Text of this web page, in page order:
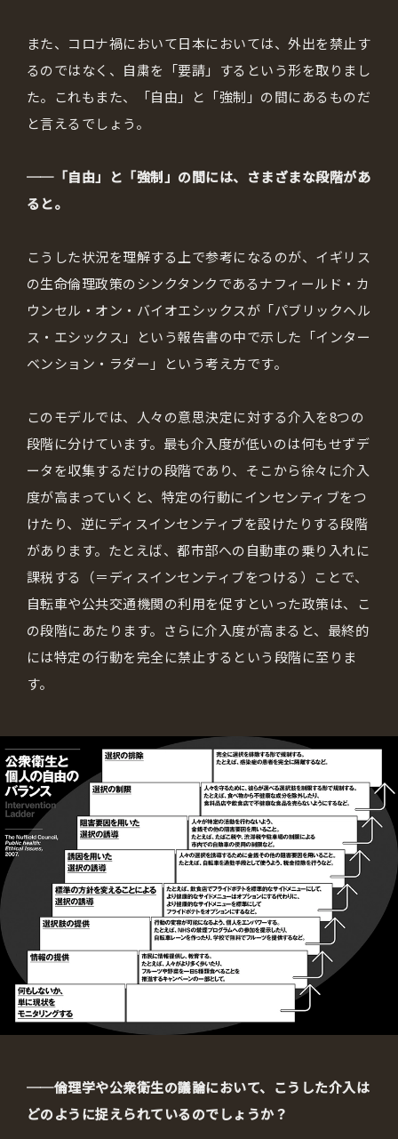
また、コロナ禍において日本においては、外出を禁止す
るのではなく、自粛を「要請」するという形を取りまし
た。これもまた、「自由」と「強制」の間にあるものだ
と言えるでしょう。
──「自由」と「強制」の間には、さまざまな段階があ
ると。
こうした状況を理解する上で参考になるのが、イギリス
の生命倫理政策のシンクタンクであるナフィールド・カ
ウンセル・オン・バイオエシックスが「パブリックヘル
ス・エシックス」という報告書の中で示した「インター
ベンション・ラダー」という考え方です。
このモデルでは、人々の意思決定に対する介入を8つの
段階に分けています。最も介入度が低いのは何もせずデ
ータを収集するだけの段階であり、そこから徐々に介入
度が高まっていくと、特定の行動にインセンティブをつ
けたり、逆にディスインセンティブを設けたりする段階
があります。たとえば、都市部への自動車の乗り入れに
課税する（＝ディスインセンティブをつける）ことで、
自転車や公共交通機関の利用を促すといった政策は、こ
の段階にあたります。さらに介入度が高まると、最終的
には特定の行動を完全に禁止するという段階に至りま
す。
──倫理学や公衆衛生の議論において、こうした介入は
どのように捉えられているのでしょうか？